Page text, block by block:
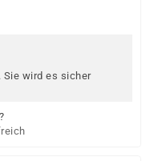
Sie wird es sicher